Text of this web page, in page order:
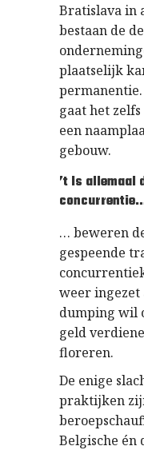
Bratislava in
bestaan de
plaatselijk
gaat het
een
gebouw.
’t Is allemaal
… beweren
gespeende
weer ingezet
dumping wil
geld
floreren.
De enige
praktijken
Belgische én